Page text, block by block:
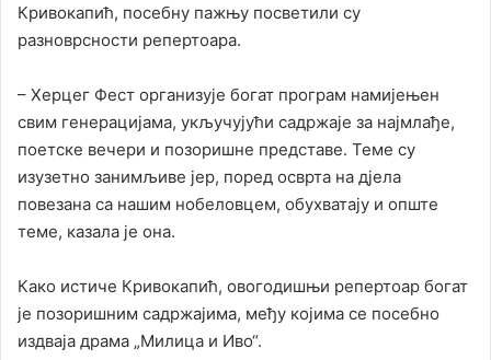
Кривокапић, посебну пажњу посветили су
разноврсности репертоара.
– Херцег Фест организује богат програм намијењен
свим генерацијама, укључујући садржаје за најмлађе,
поетске вечери и позоришне представе. Теме су
изузетно занимљиве јер, поред осврта на дјела
повезана са нашим нобеловцем, обухватају и опште
теме, казала је она.
Како истиче Кривокапић, овогодишњи репертоар богат
је позоришним садржајима, међу којима се посебно
издваја драма „Милица и Иво“.